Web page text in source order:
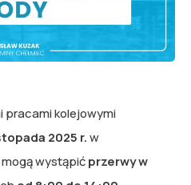
pracami kolejowymi
2025 r.w
mogą wystąpićprzerwy w